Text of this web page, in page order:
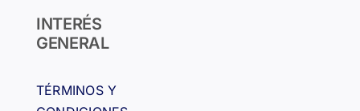
INTERÉS
GENERAL
TÉRMINOS Y